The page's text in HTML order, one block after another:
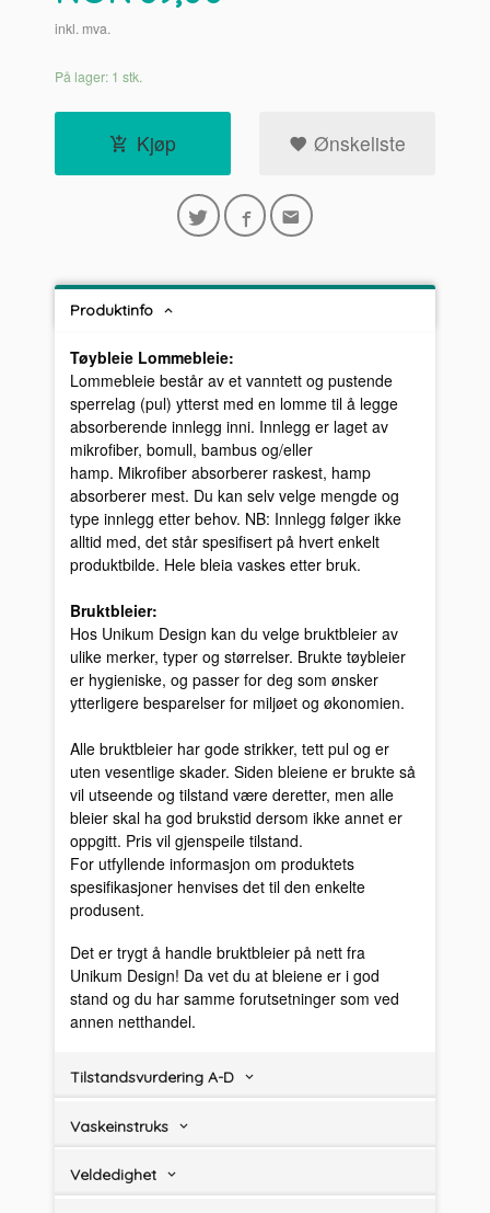
inkl. mva.
På lager: 1 stk.
Kjøp Ønskeliste
Produktinfo
Tøybleie Lommebleie:
Lommebleie består av et vanntett og pustende
sperrelag (pul) ytterst med en lomme til å legge
absorberende innlegg inni. Innlegg er laget av
mikrofiber, bomull, bambus og/eller
hamp. Mikrofiber absorberer raskest, hamp
absorberer mest. Du kan selv velge mengde og
type innlegg etter behov. NB: Innlegg følger ikke
alltid med, det står spesifisert på hvert enkelt
produktbilde. Hele bleia vaskes etter bruk.
Bruktbleier:
Hos Unikum Design kan du velge bruktbleier av
ulike merker, typer og størrelser. Brukte tøybleier
er hygieniske, og passer for deg som ønsker
ytterligere besparelser for miljøet og økonomien.
Alle bruktbleier har gode strikker, tett pul og er
uten vesentlige skader. Siden bleiene er brukte så
vil utseende og tilstand være deretter, men alle
bleier skal ha god brukstid dersom ikke annet er
oppgitt. Pris vil gjenspeile tilstand.
For utfyllende informasjon om produktets
spesifikasjoner henvises det til den enkelte
produsent.
Det er trygt å handle bruktbleier på nett fra
Unikum Design! Da vet du at bleiene er i god
stand og du har samme forutsetninger som ved
annen netthandel.
Tilstandsvurdering A-D
Vaskeinstruks
Veldedighet